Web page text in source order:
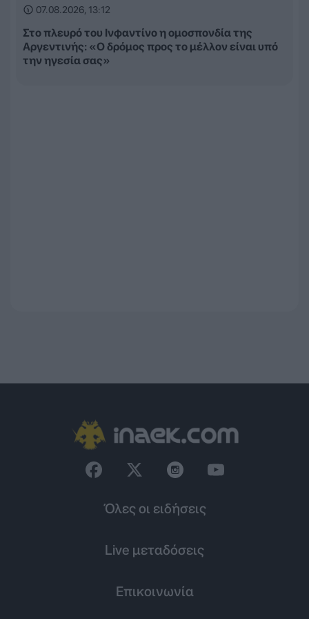
07.08.2026, 13:12
Στο πλευρό του Ινφαντίνο η ομοσπονδία της
Αργεντινής: «Ο δρόμος προς το μέλλον είναι υπό
την ηγεσία σας»
Όλες οι ειδήσεις
Live μεταδόσεις
Επικοινωνία